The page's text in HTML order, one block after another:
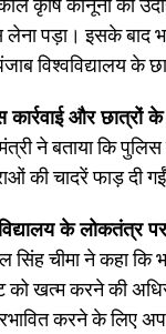
कृषि कानूनों का
लेना पड़ा। इसके बाद
विश्वविद्यालय के
कार्रवाई और छात्रों के
मंत्री ने बताया कि
की चादरें फाड़ दी
के लोकतंत्र
सिंह चीमा ने कहा कि
को खत्म करने की
करने के लिए